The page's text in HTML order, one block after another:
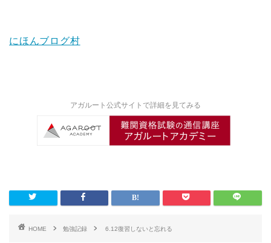
にほんブログ村
アガルート公式サイトで詳細を見てみる
HOME 勉強記録 6.12復習しないと忘れる